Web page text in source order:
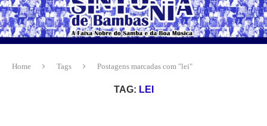
Home Tags Postagens marcadas com "lei"
TAG: LEI